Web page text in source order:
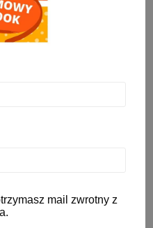
Są one
dla mleka
mail zwrotny z